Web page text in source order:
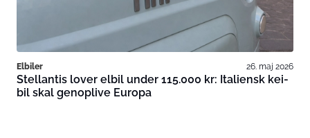
Elbiler 26. maj 2026
Stellantis lover elbil under 115.000 kr: Italiensk kei-
bil skal genoplive Europa